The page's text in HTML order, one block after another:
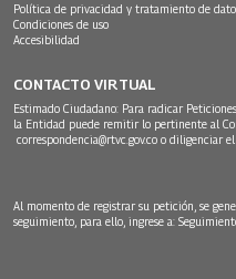
Política de privacidad y tratamiento de
Condiciones de uso
Accesibilidad
CONTACTO VIRTUAL
Estimado Ciudadano: Para radicar
la Entidad puede remitir lo pertinente al
correspondencia@rtvc.gov.co o diligenciar
Al momento de registrar su petición, se
seguimiento, para ello, ingrese a: